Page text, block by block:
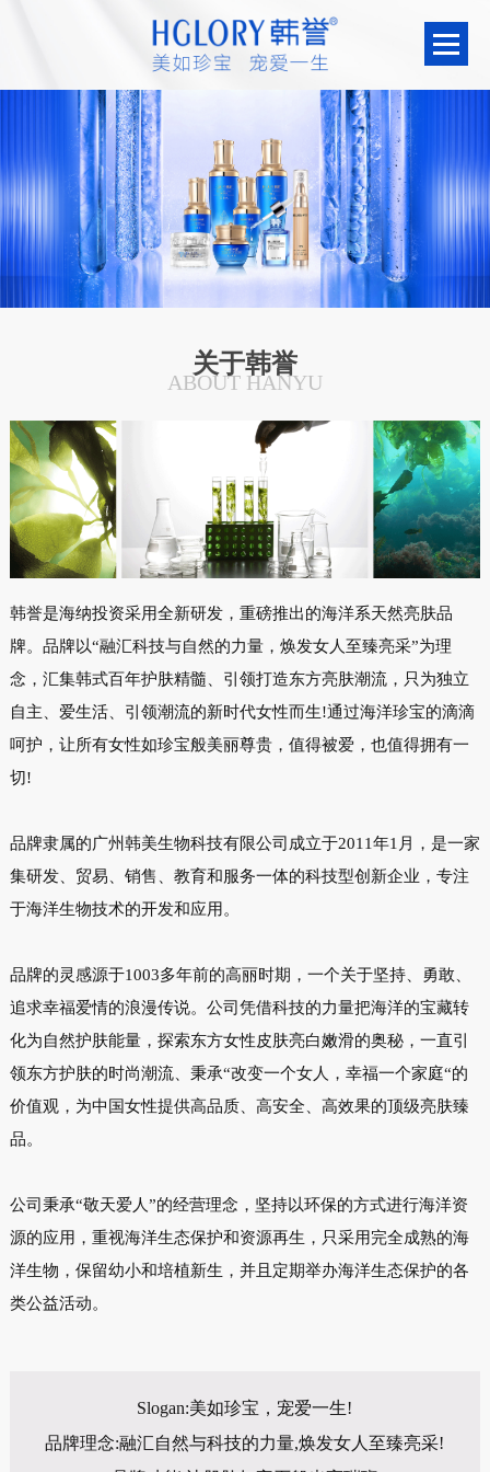
关于韩誉
ABOUT HANYU
韩誉是海纳投资采用全新研发，重磅推出的海洋系天然亮肤品
牌。品牌以“融汇科技与自然的力量，焕发女人至臻亮采”为理
念，汇集韩式百年护肤精髓、引领打造东方亮肤潮流，只为独立
自主、爱生活、引领潮流的新时代女性而生!通过海洋珍宝的滴滴
呵护，让所有女性如珍宝般美丽尊贵，值得被爱，也值得拥有一
切!
品牌隶属的广州韩美生物科技有限公司成立于2011年1月，是一家
集研发、贸易、销售、教育和服务一体的科技型创新企业，专注
于海洋生物技术的开发和应用。
品牌的灵感源于1003多年前的高丽时期，一个关于坚持、勇敢、
追求幸福爱情的浪漫传说。公司凭借科技的力量把海洋的宝藏转
化为自然护肤能量，探索东方女性皮肤亮白嫩滑的奥秘，一直引
领东方护肤的时尚潮流、秉承“改变一个女人，幸福一个家庭“的
价值观，为中国女性提供高品质、高安全、高效果的顶级亮肤臻
品。
公司秉承“敬天爱人”的经营理念，坚持以环保的方式进行海洋资
源的应用，重视海洋生态保护和资源再生，只采用完全成熟的海
洋生物，保留幼小和培植新生，并且定期举办海洋生态保护的各
类公益活动。
Slogan:美如珍宝，宠爱一生!
品牌理念:融汇自然与科技的力量,焕发女人至臻亮采!